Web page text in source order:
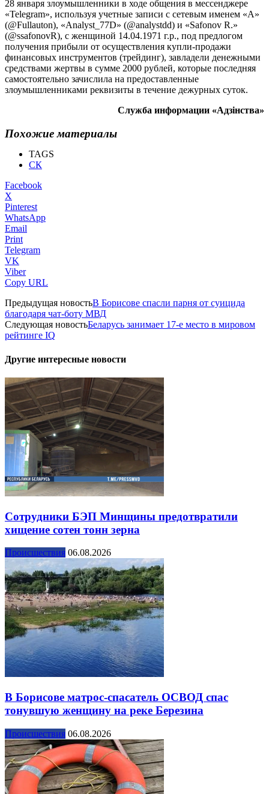
28 января злоумышленники в ходе общения в мессенджере
«Telegram», используя учетные записи с сетевым именем «A»
(@Fullauton), «Analyst_77D» (@analystdd) и «Safonov R.»
(@ssafonovR), с женщиной 14.04.1971 г.р., под предлогом
получения прибыли от осуществления купли-продажи
финансовых инструментов (трейдинг), завладели денежными
средствами жертвы в сумме 2000 рублей, которые последняя
самостоятельно зачислила на предоставленные
злоумышленниками реквизиты в течение дежурных суток.
Служба информации «Адзiнства»
Похожие материалы
TAGS
СК
Facebook
X
Pinterest
WhatsApp
Email
Print
Telegram
VK
Viber
Copy URL
Предыдущая новостьВ Борисове спасли парня от суицида
благодаря чат-боту МВД
Следующая новостьБеларусь занимает 17-е место в мировом
рейтинге IQ
Другие интересные новости
Сотрудники БЭП Минщины предотвратили
хищение сотен тонн зерна
Происшествия 06.08.2026
В Борисове матрос-спасатель ОСВОД спас
тонувшую женщину на реке Березина
Происшествия 06.08.2026